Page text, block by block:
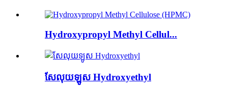
Hydroxypropyl Methyl Cellul...
សែលុយឡូស Hydroxyethyl